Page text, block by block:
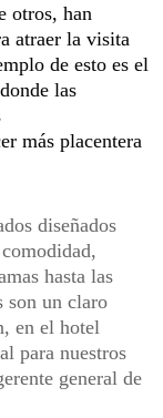
otros, han
atraer la visita
de esto es el
las
más placentera
diseñados
hasta las
son un claro
en el hotel
para nuestros
general de